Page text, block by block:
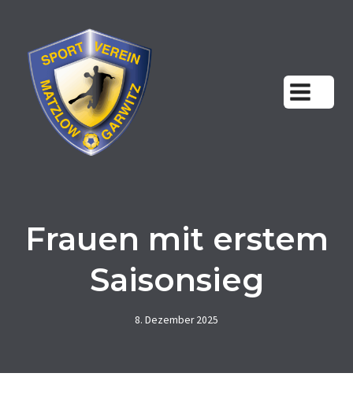
springen
Frauen mit erstem
Saisonsieg
8. Dezember 2025